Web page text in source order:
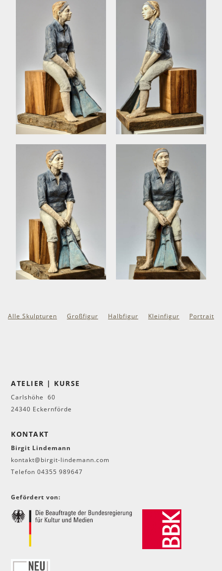
Alle Skulpturen Großfigur Halbfigur Kleinfigur Portrait
ATELIER | KURSE
Carlshöhe 60
24340 Eckernförde
KONTAKT
Birgit Lindemann
kontakt@birgit-lindemann.com
Telefon 04355 989647
Gefördert von: